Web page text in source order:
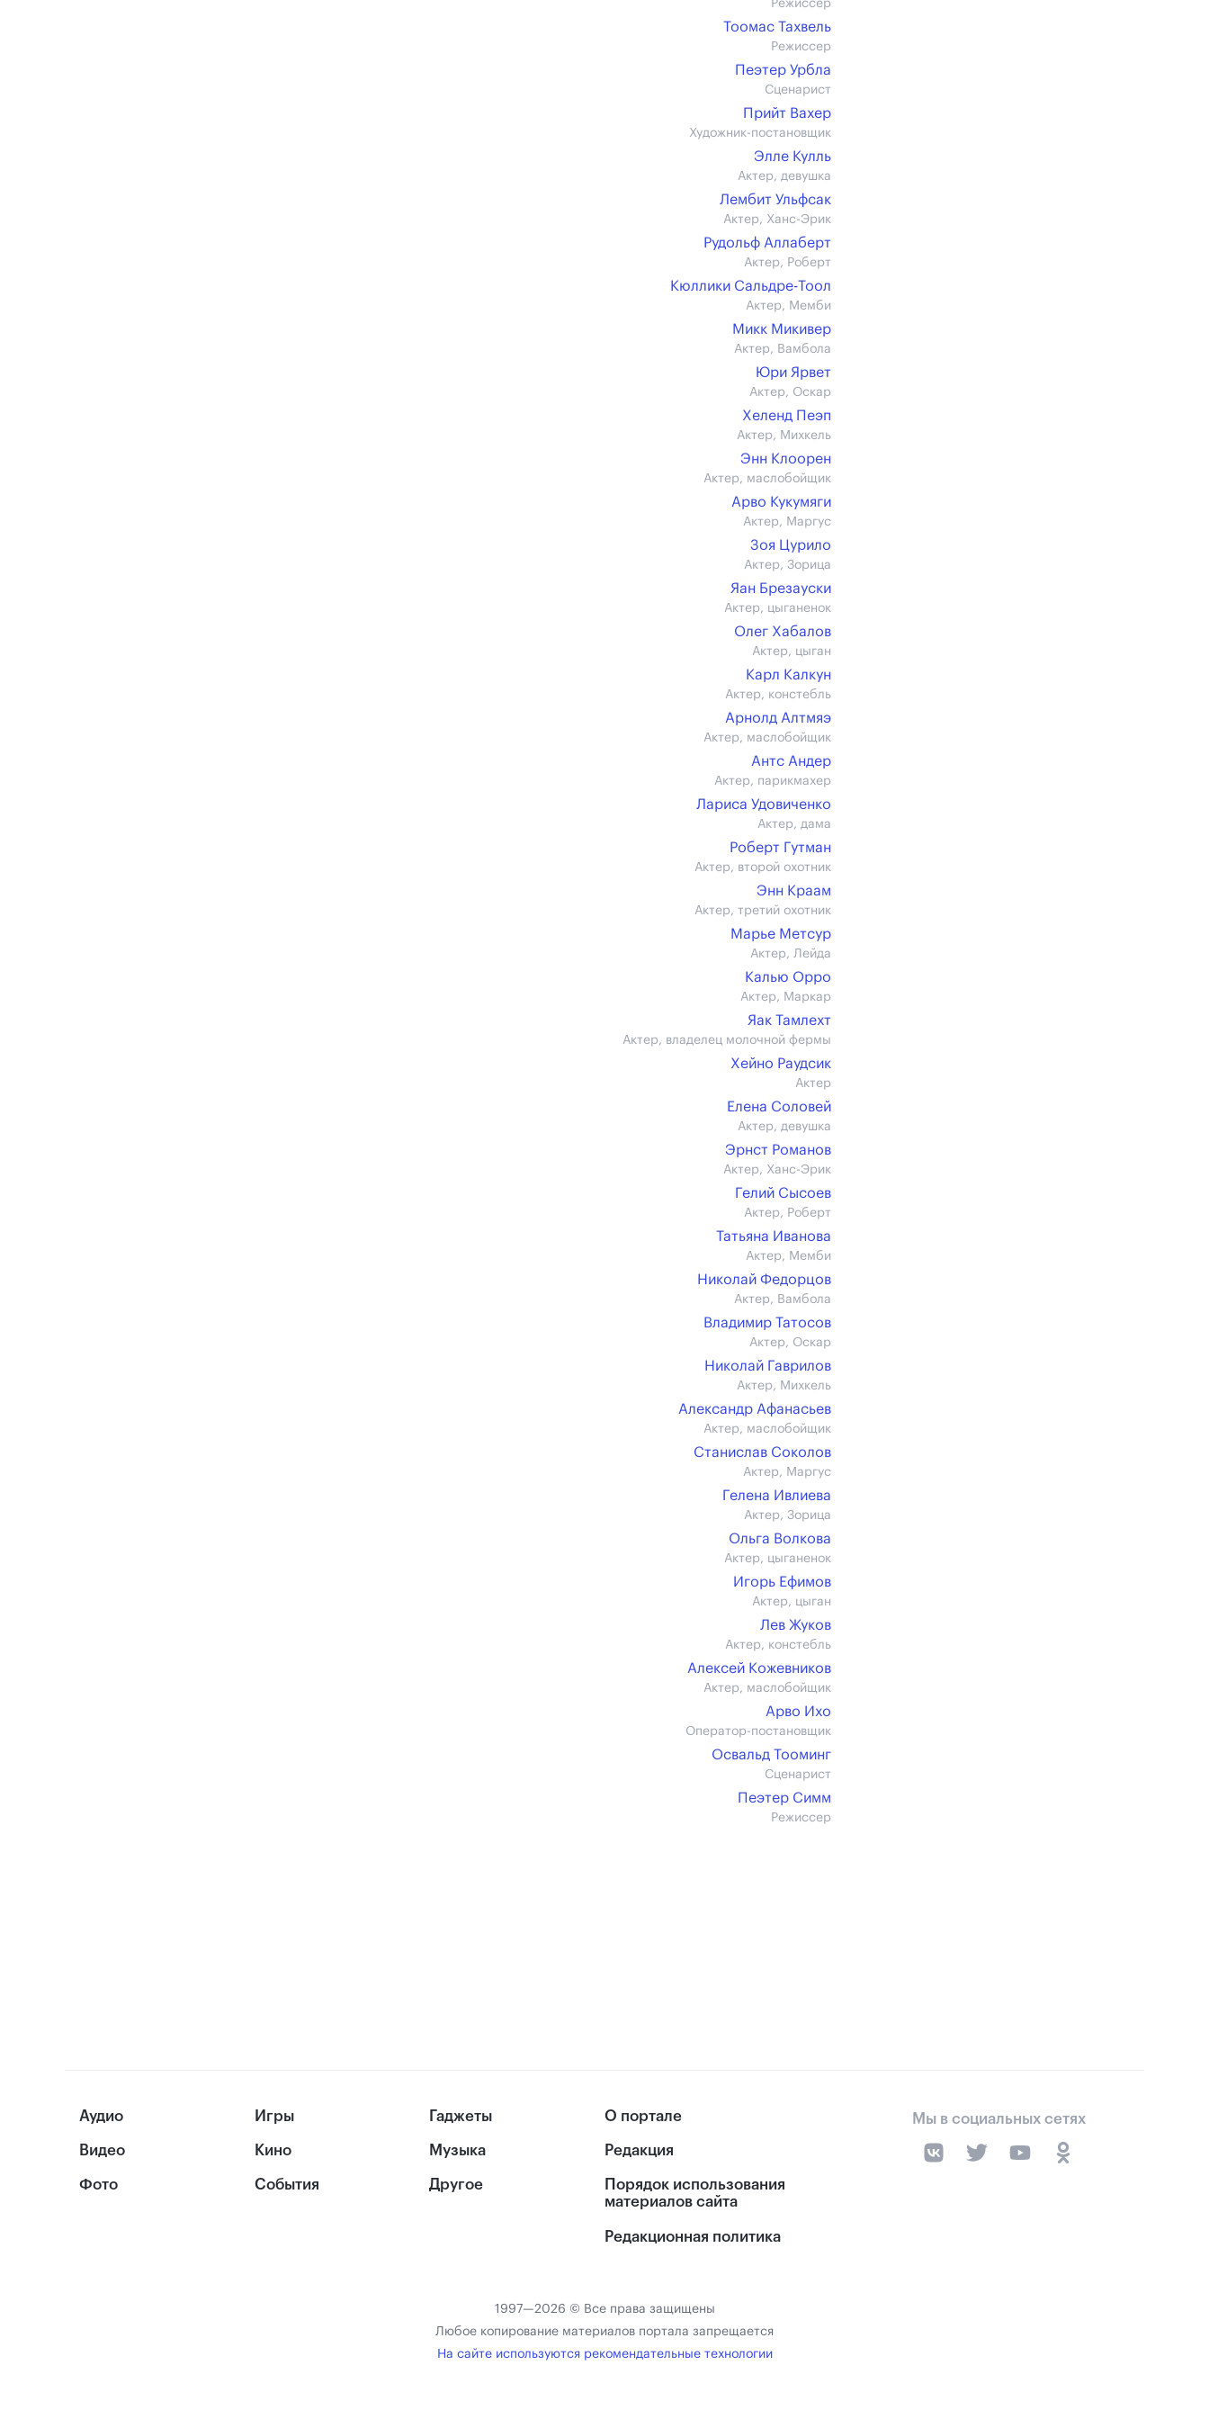
Режиссер
Тоомас Тахвель
Режиссер
Пеэтер Урбла
Сценарист
Прийт Вахер
Художник-постановщик
Элле Кулль
Актер, девушка
Лембит Ульфсак
Актер, Ханс-Эрик
Рудольф Аллаберт
Актер, Роберт
Кюллики Сальдре-Тоол
Актер, Мемби
Микк Микивер
Актер, Вамбола
Юри Ярвет
Актер, Оскар
Хеленд Пеэп
Актер, Михкель
Энн Клоорен
Актер, маслобойщик
Арво Кукумяги
Актер, Маргус
Зоя Цурило
Актер, Зорица
Яан Брезауски
Актер, цыганенок
Олег Хабалов
Актер, цыган
Карл Калкун
Актер, констебль
Арнолд Алтмяэ
Актер, маслобойщик
Антс Андер
Актер, парикмахер
Лариса Удовиченко
Актер, дама
Роберт Гутман
Актер, второй охотник
Энн Краам
Актер, третий охотник
Марье Метсур
Актер, Лейда
Калью Орро
Актер, Маркар
Яак Тамлехт
Актер, владелец молочной фермы
Хейно Раудсик
Актер
Елена Соловей
Актер, девушка
Эрнст Романов
Актер, Ханс-Эрик
Гелий Сысоев
Актер, Роберт
Татьяна Иванова
Актер, Мемби
Николай Федорцов
Актер, Вамбола
Владимир Татосов
Актер, Оскар
Николай Гаврилов
Актер, Михкель
Александр Афанасьев
Актер, маслобойщик
Станислав Соколов
Актер, Маргус
Гелена Ивлиева
Актер, Зорица
Ольга Волкова
Актер, цыганенок
Игорь Ефимов
Актер, цыган
Лев Жуков
Актер, констебль
Алексей Кожевников
Актер, маслобойщик
Арво Ихо
Оператор-постановщик
Освальд Тооминг
Сценарист
Пеэтер Симм
Режиссер
Аудио
Видео
Фото
Игры
Кино
События
Гаджеты
Музыка
Другое
О портале
Редакция
Порядок использования
материалов сайта
Редакционная политика
Мы в социальных сетях
1997—2026 © Все права защищены
Любое копирование материалов портала запрещается
На сайте используются рекомендательные технологии